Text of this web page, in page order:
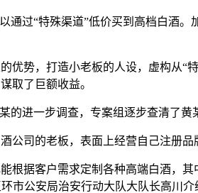
过“特殊渠道”低价买到高档白酒
势，打造小老板的人设，虚构从“
取了巨额收益。
进一步调查，专案组逐步查清了黄
司的老板，表面上经营自己注册
据客户需求定制各种高端白酒，
市公安局治安行动大队大队长高川